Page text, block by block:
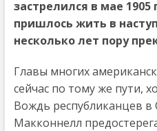
застрелился в мае 1905
пришлось жить в
несколько лет пору
Главы многих
сейчас по тому же пути,
Вождь республиканцев
Макконнелл